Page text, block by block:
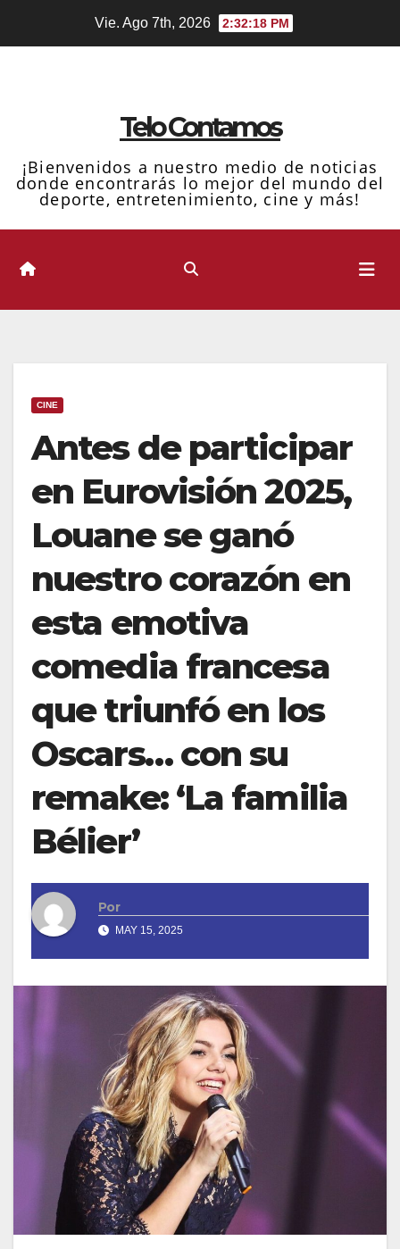
Vie. Ago 7th, 2026 2:32:19 PM
Telo Contamos
¡Bienvenidos a nuestro medio de noticias
donde encontrarás lo mejor del mundo del
deporte, entretenimiento, cine y más!
CINE
Antes de participar
en Eurovisión 2025,
Louane se ganó
nuestro corazón en
esta emotiva
comedia francesa
que triunfó en los
Oscars… con su
remake: ‘La familia
Bélier’
Por
MAY 15, 2025